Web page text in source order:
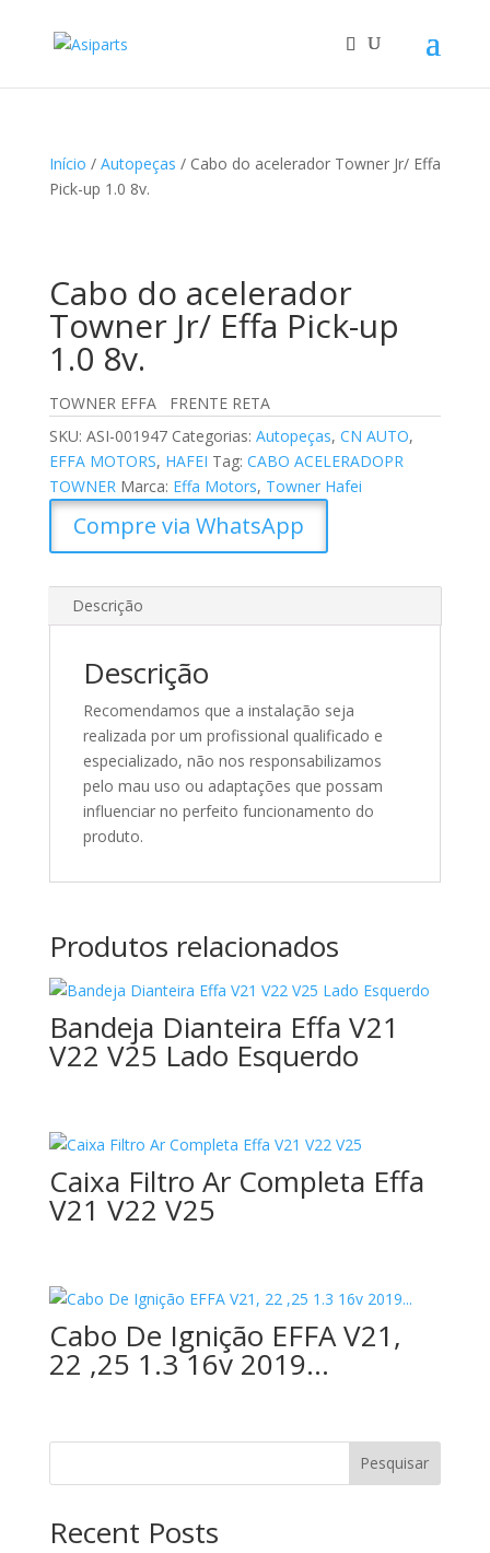
Início / Autopeças / Cabo do acelerador Towner Jr/ Effa
Pick-up 1.0 8v.
Cabo do acelerador
Towner Jr/ Effa Pick-up
1.0 8v.
TOWNER EFFA FRENTE RETA
SKU: ASI-001947 Categorias: Autopeças, CN AUTO,
EFFA MOTORS, HAFEI Tag: CABO ACELERADOPR
TOWNER Marca: Effa Motors, Towner Hafei
Compre via WhatsApp
Descrição
Descrição
Recomendamos que a instalação seja
realizada por um profissional qualificado e
especializado, não nos responsabilizamos
pelo mau uso ou adaptações que possam
influenciar no perfeito funcionamento do
produto.
Produtos relacionados
Bandeja Dianteira Effa V21
V22 V25 Lado Esquerdo
Caixa Filtro Ar Completa Effa
V21 V22 V25
Cabo De Ignição EFFA V21,
22 ,25 1.3 16v 2019…
Pesquisar
Recent Posts